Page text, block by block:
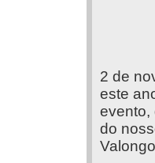
2 de
este
evento,
do